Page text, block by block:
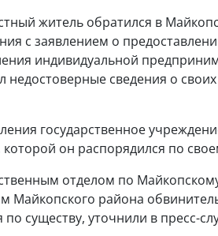
житель обратился в
с заявлением о
индивидуальной
сведения о
государственное
он распорядился по
отделом по
Майкопского района
существу, уточнили в пресс-